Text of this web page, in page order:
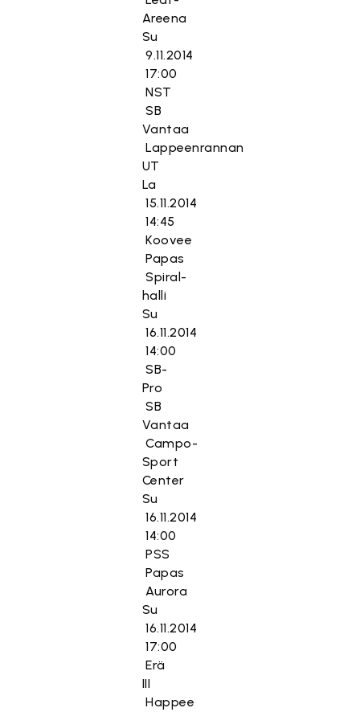
Areena
Su
9.11.2014
17:00
NST
SB
Vantaa
Lappeenrannan
UT
La
15.11.2014
14:45
Koovee
Papas
Spiral-
halli
Su
16.11.2014
14:00
SB-
Pro
SB
Vantaa
Campo-
Sport
Center
Su
16.11.2014
14:00
PSS
Papas
Aurora
Su
16.11.2014
17:00
Erä
III
Happee